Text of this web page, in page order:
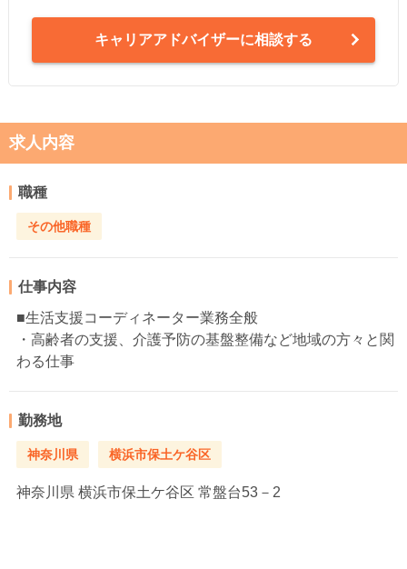
キャリアアドバイザーに相談する
求人内容
職種
その他職種
仕事内容
■生活支援コーディネーター業務全般
・高齢者の支援、介護予防の基盤整備など地域の方々と関
わる仕事
勤務地
神奈川県 横浜市保土ケ谷区
神奈川県 横浜市保土ケ谷区 常盤台53－2